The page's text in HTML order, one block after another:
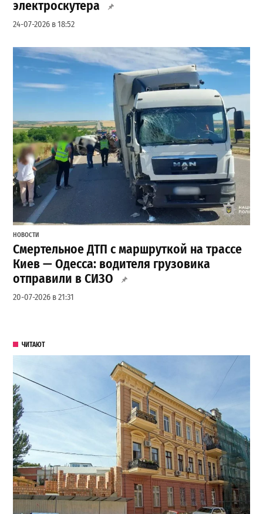
электроскутера
24-07-2026 в 18:52
НОВОСТИ
Смертельное ДТП с маршруткой на трассе
Киев — Одесса: водителя грузовика
отправили в СИЗО
20-07-2026 в 21:31
ЧИТАЮТ